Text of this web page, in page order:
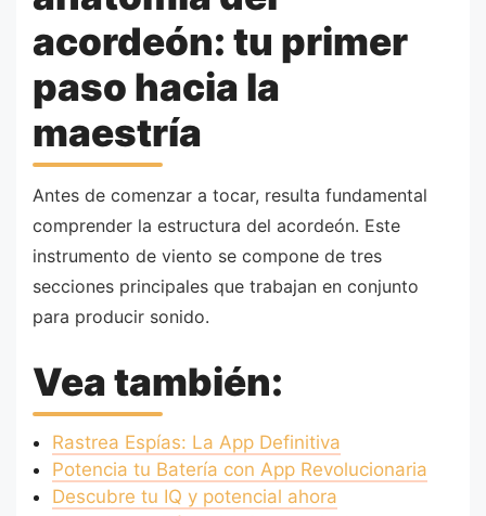
acordeón: tu primer
paso hacia la
maestría
Antes de comenzar a tocar, resulta fundamental
comprender la estructura del acordeón. Este
instrumento de viento se compone de tres
secciones principales que trabajan en conjunto
para producir sonido.
Vea también:
Rastrea Espías: La App Definitiva
Potencia tu Batería con App Revolucionaria
Descubre tu IQ y potencial ahora